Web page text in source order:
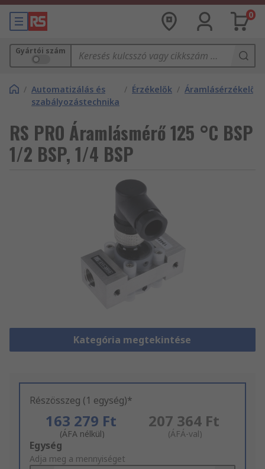
0
Gyártói szám
/ Automatizálás és
szabályozástechnika
/ Érzékelők / Áramlásérzékelők
RS PRO Áramlásmérő 125 °C BSP
1/2 BSP, 1/4 BSP
Kategória megtekintése
Részösszeg (1 egység)*
163 279 Ft
(ÁFA nélkül)
207 364 Ft
(ÁFÁ-val)
Add
to
Egység
Adja meg a mennyiséget